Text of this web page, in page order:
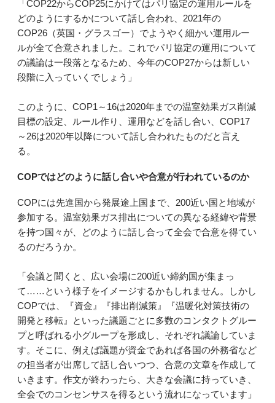
「COP22からCOP25にかけてはパリ協定の運用ルールを
どのようにするかについて話し合われ、2021年の
COP26（英国・グラスゴー）でようやく細かい運用ルー
ルが全て合意されました。これでパリ協定の運用について
の議論は一段落となるため、今年のCOP27からは新しい
段階に入っていくでしょう」
このように、COP1～16は2020年までの温室効果ガス削減
目標の設定、ルール作り、運用などを話し合い、COP17
～26は2020年以降について話し合われたものだと言え
る。
COPではどのように話し合いや合意が行われているのか
COPには先進国から発展途上国まで、200近い国と地域が
参加する。温室効果ガス排出についての異なる経緯や背景
を持つ国々が、どのように話し合って全会で合意を得てい
るのだろうか。
「会議と聞くと、広い会場に200近い締約国が集まっ
て……という様子をイメージするかもしれません。しかし
COPでは、『資金』『排出削減策』『温暖化対策技術の
開発と移転』といった議題ごとに多数のコンタクトグルー
プと呼ばれる小グループを形成し、それぞれ議論していま
す。そこに、例えば議題が資金であれば各国の外務省など
の担当者が出席して話し合いつつ、合意の文章を作成して
いきます。作文が終わったら、大きな会議に持っていき、
全会でのコンセンサスを得るという流れになっています」